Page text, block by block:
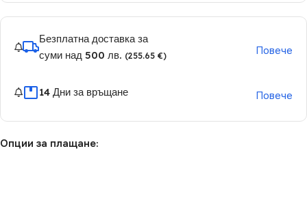
Безплатна доставка за
суми над 500 лв. (255.65 €) Повече
14 Дни за връщане Повече
Опции за плащане: